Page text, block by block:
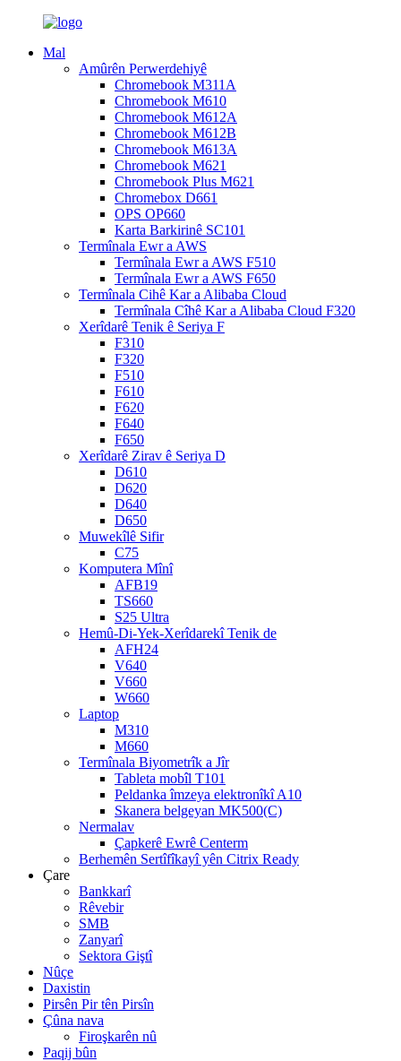
Mal
Amûrên Perwerdehiyê
Chromebook M311A
Chromebook M610
Chromebook M612A
Chromebook M612B
Chromebook M613A
Chromebook M621
Chromebook Plus M621
Chromebox D661
OPS OP660
Karta Barkirinê SC101
Termînala Ewr a AWS
Termînala Ewr a AWS F510
Termînala Ewr a AWS F650
Termînala Cihê Kar a Alibaba Cloud
Termînala Cîhê Kar a Alibaba Cloud F320
Xerîdarê Tenik ê Seriya F
F310
F320
F510
F610
F620
F640
F650
Xerîdarê Zirav ê Seriya D
D610
D620
D640
D650
Muwekîlê Sifir
C75
Komputera Mînî
AFB19
TS660
S25 Ultra
Hemû-Di-Yek-Xerîdarekî Tenik de
AFH24
V640
V660
W660
Laptop
M310
M660
Termînala Biyometrîk a Jîr
Tableta mobîl T101
Peldanka îmzeya elektronîkî A10
Skanera belgeyan MK500(C)
Nermalav
Çapkerê Ewrê Centerm
Berhemên Sertîfîkayî yên Citrix Ready
Çare
Bankkarî
Rêvebir
SMB
Zanyarî
Sektora Giştî
Nûçe
Daxistin
Pirsên Pir tên Pirsîn
Çûna nava
Firoşkarên nû
Paqij bûn